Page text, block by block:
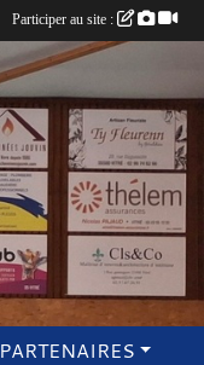
PARTENAIRES
Participer au site :